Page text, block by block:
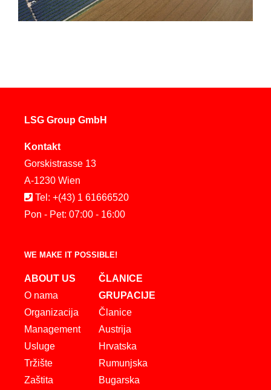
LSG Group GmbH
Kontakt
Gorskistrasse 13
A-1230 Wien
Tel: +(43) 1 61666520
Pon - Pet: 07:00 - 16:00
WE MAKE IT POSSIBLE!
ABOUT US
O nama
Organizacija
Management
Usluge
Tržište
Zaštita
ČLANICE
GRUPACIJE
Članice
Austrija
Hrvatska
Rumunjska
Bugarska